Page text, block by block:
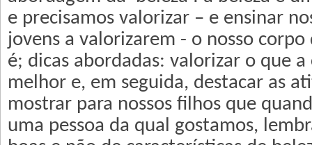
e precisamos valorizar – e ensinar
jovens a valorizarem - o nosso
é; dicas abordadas: valorizar o que
melhor e, em seguida, destacar as
mostrar para nossos filhos que
uma pessoa da qual gostamos,